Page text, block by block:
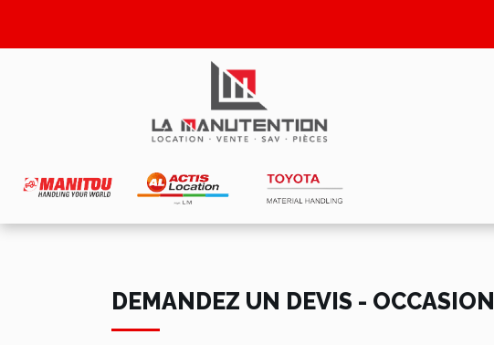
DEMANDEZ UN DEVIS - OCCASION